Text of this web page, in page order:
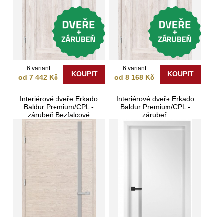
6 variant
od 7 442 Kč KOUPIT
6 variant
od 8 168 Kč KOUPIT
Interiérové dveře Erkado
Baldur Premium/CPL -
zárubeň Bezfalcové
Interiérové dveře Erkado
Baldur Premium/CPL -
zárubeň